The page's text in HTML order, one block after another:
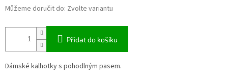
Můžeme doručit do: Zvolte variantu
Přidat do košíku
Dámské kalhotky s pohodlným pasem.